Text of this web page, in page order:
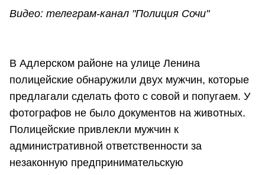
Видео: телеграм-канал "Полиция Сочи"
В Адлерском районе на улице Ленина
полицейские обнаружили двух мужчин, которые
предлагали сделать фото с совой и попугаем. У
фотографов не было документов на животных.
Полицейские привлекли мужчин к
административной ответственности за
незаконную предпринимательскую